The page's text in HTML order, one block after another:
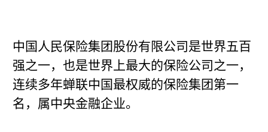
中国人民保险集团股份有限公司是世界五百
强之一，也是世界上最大的保险公司之一，
连续多年蝉联中国最权威的保险集团第一
名，属中央金融企业。